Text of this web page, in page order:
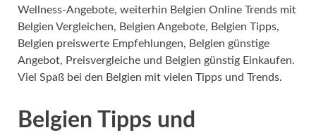
Wellness-Angebote, weiterhin Belgien Online Trends mit
Belgien Vergleichen, Belgien Angebote, Belgien Tipps,
Belgien preiswerte Empfehlungen, Belgien günstige
Angebot, Preisvergleiche und Belgien günstig Einkaufen.
Viel Spaß bei den Belgien mit vielen Tipps und Trends.
Belgien Tipps und